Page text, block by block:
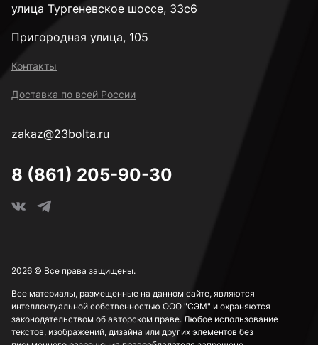
3,4 мм
3,8 мм
4 мм
улица Тургеневское шоссе, 33с6
Пригородная улица, 105
Контакты
Доставка по всей России
zakaz@23bolta.ru
8 (861) 205-90-30
Все материалы, размещенные на данном сайте, являются
интеллектуальной собственностью ООО "СЭМ" и охраняются
законодательством об авторском праве. Любое использование
текстов, изображений, дизайна или других элементов без
2026 © Все права защищены.